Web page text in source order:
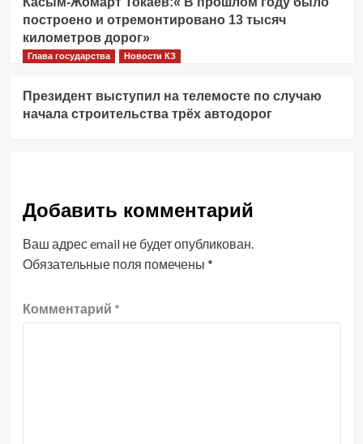
построено и отремонтировано 13 тысяч
километров дорог»
Глава государства Новости КЗ
Президент выступил на телемосте по случаю
начала строительства трёх автодорог
Добавить комментарий
Ваш адрес email не будет опубликован.
Обязательные поля помечены *
Комментарий *